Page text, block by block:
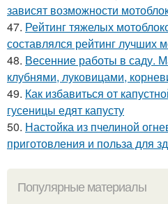
зависят возможности
47. Рейтинг тяжелых
составлялся рейтинг лучших
48. Весенние работы в саду.
клубнями, луковицами,
49. Как избавиться от
гусеницы едят капусту
50. Настойка из пчелиной
приготовления и польза для
Популярные материалы